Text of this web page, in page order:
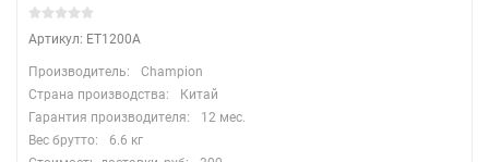
Артикул: ET1200A
Производитель:
Champion
Страна производства:
Китай
Гарантия производителя:
12 мес.
Вес брутто:
6.6 кг